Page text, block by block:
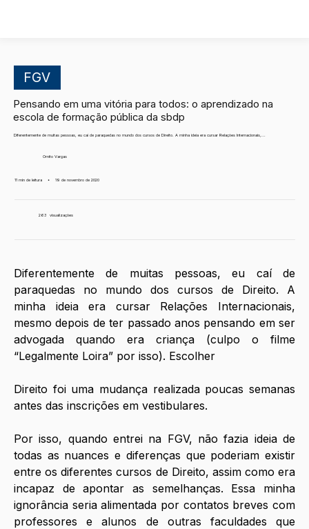
FGV
Pensando em uma vitória para todos: o aprendizado na
escola de formação pública da sbdp
Diferentemente de muitas pessoas, eu caí de paraquedas no mundo dos cursos de Direito. A minha ideia era cursar Relações Internacionais,...
Ornito Vargas
11 min de leitura • 19 de novembro de 2020
263 visualizações
Diferentemente de muitas pessoas, eu caí de
paraquedas no mundo dos cursos de Direito. A
minha ideia era cursar Relações Internacionais,
mesmo depois de ter passado anos pensando em ser
advogada quando era criança (culpo o filme
“Legalmente Loira” por isso). Escolher
Direito foi uma mudança realizada poucas semanas
antes das inscrições em vestibulares.
Por isso, quando entrei na FGV, não fazia ideia de
todas as nuances e diferenças que poderiam existir
entre os diferentes cursos de Direito, assim como era
incapaz de apontar as semelhanças. Essa minha
ignorância seria alimentada por contatos breves com
professores e alunos de outras faculdades que